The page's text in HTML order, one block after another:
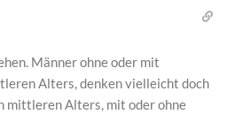
Männer ohne oder mit
Alters, denken vielleicht doch
mittleren Alters, mit oder ohne